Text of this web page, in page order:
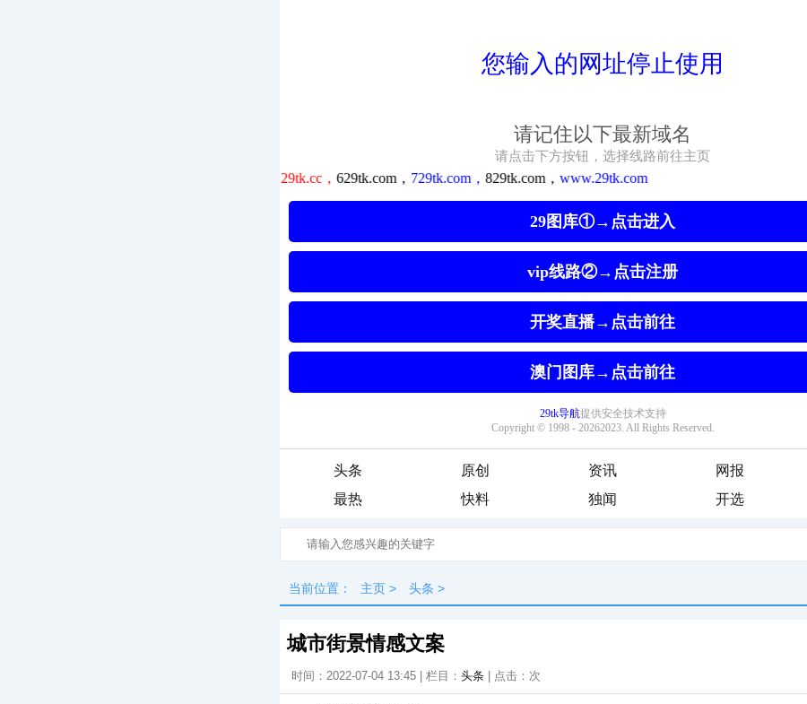
头条 原创 资讯 网报
最热
快料 独闻 开选
当前位置： 主页 > 头条 >
城市街景情感文案
时间：2022-07-04 13:45 | 栏目： 头条 | 点击： 次